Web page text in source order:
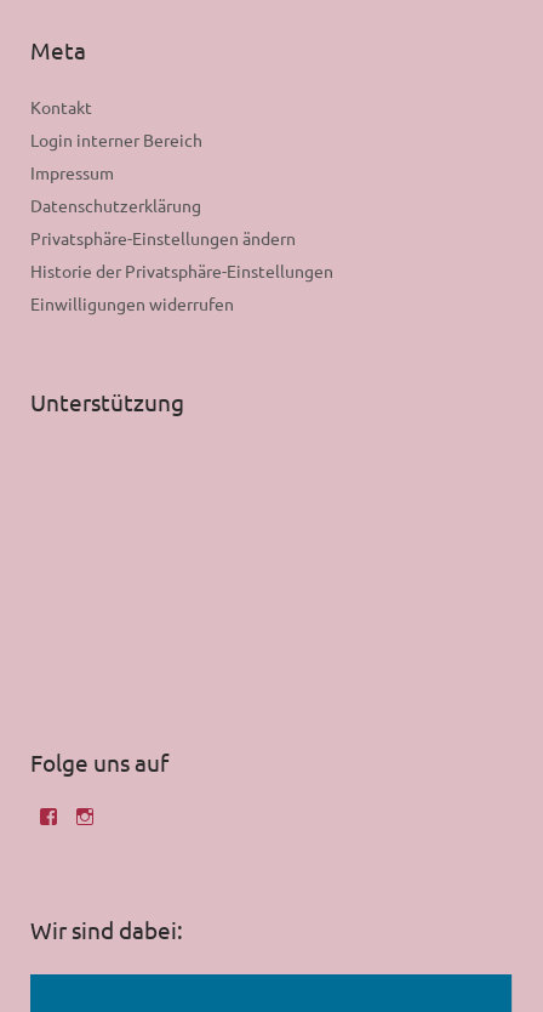
Meta
Kontakt
Login interner Bereich
Impressum
Datenschutzerklärung
Privatsphäre-Einstellungen ändern
Historie der Privatsphäre-Einstellungen
Einwilligungen widerrufen
Unterstützung
Folge uns auf
Wir sind dabei: